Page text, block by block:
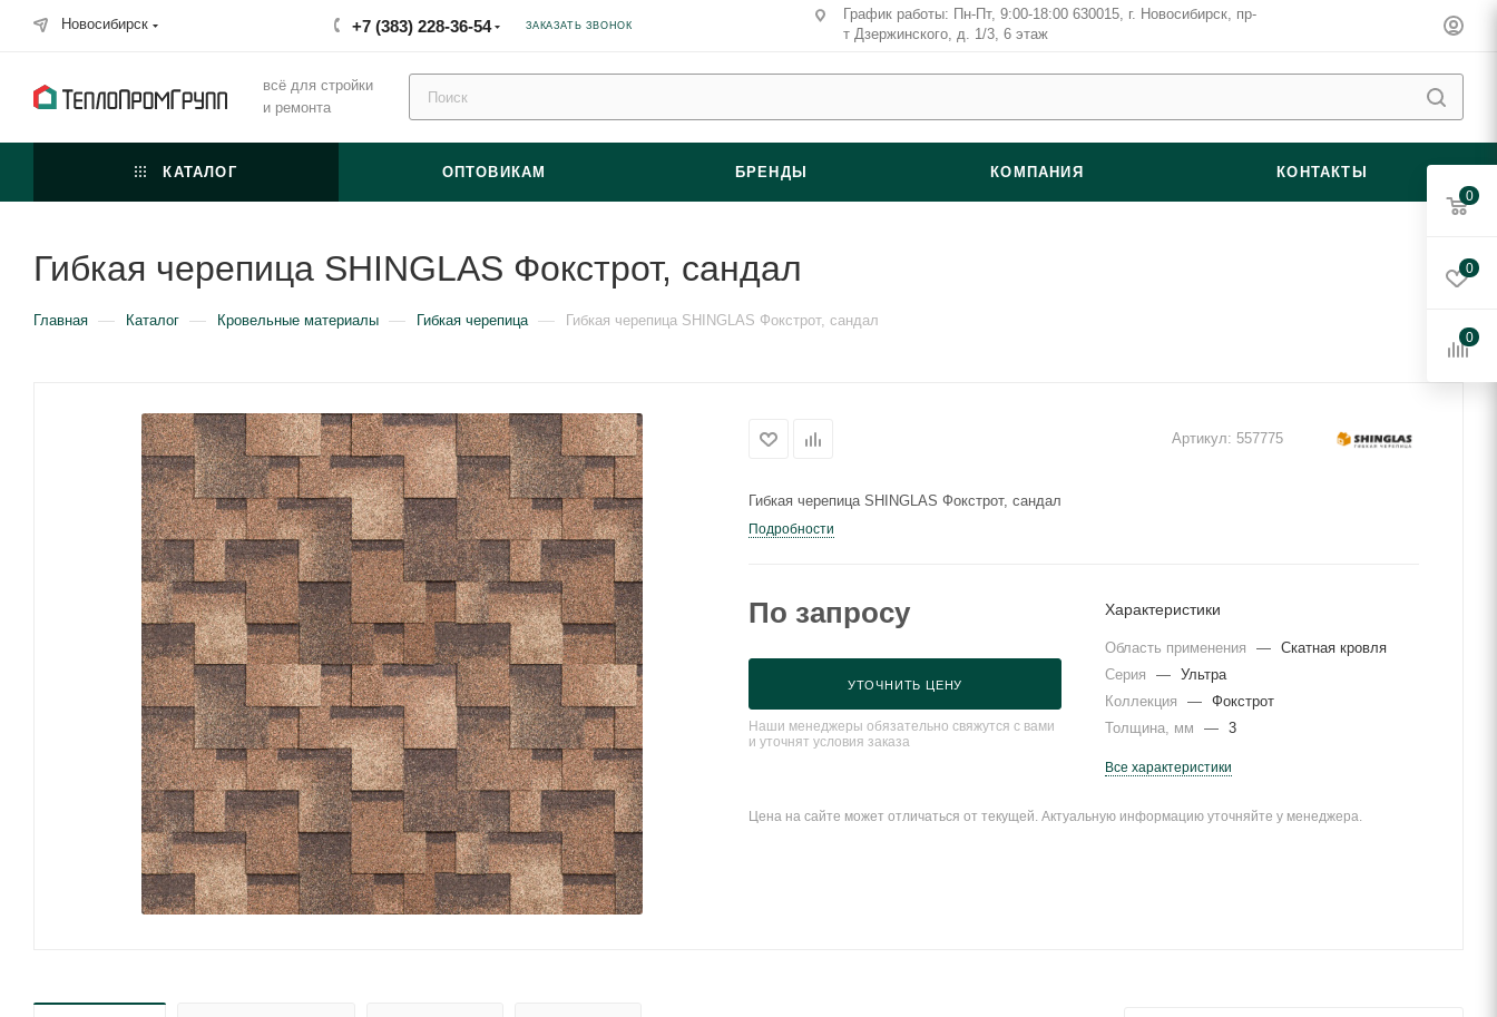
Новосибирск +7 (383) 228-36-54 ЗАКАЗАТЬ ЗВОНОК
График работы: Пн-Пт, 9:00-18:00 630015, г. Новосибирск, пр-
т Дзержинского, д. 1/3, 6 этаж
всё для стройки
и ремонта
КАТАЛОГ ОПТОВИКАМ БРЕНДЫ КОМПАНИЯ КОНТАКТЫ
Гибкая черепица SHINGLAS Фокстрот, сандал
Главная — Каталог — Кровельные материалы — Гибкая черепица — Гибкая черепица SHINGLAS Фокстрот, сандал
Артикул: 557775
Гибкая черепица SHINGLAS Фокстрот, сандал
Подробности
По запросу
УТОЧНИТЬ ЦЕНУ
Наши менеджеры обязательно свяжутся с вами
и уточнят условия заказа
Характеристики
Область применения — Скатная кровля
Серия
— Ультра
Коллекция
— Фокстрот
Толщина, мм
— 3
Все характеристики
Цена на сайте может отличаться от текущей. Актуальную информацию уточняйте у менеджера.
0
0
0